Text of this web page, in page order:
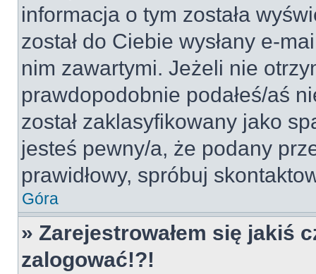
informacja o tym została
został do Ciebie wysłany e-
nim zawartymi. Jeżeli nie
prawdopodobnie podałeś/aś
został zaklasyfikowany jako
jesteś pewny/a, że podany
prawidłowy, spróbuj
Góra
» Zarejestrowałem się jakiś
zalogować!?!